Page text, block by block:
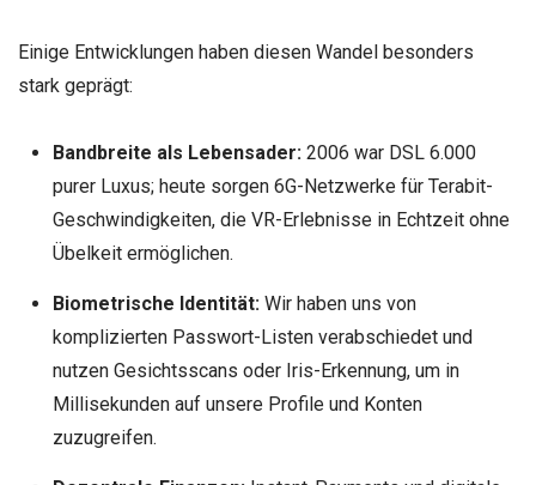
Einige Entwicklungen haben diesen Wandel besonders
stark geprägt:
Bandbreite als Lebensader:2006 war DSL 6.000
purer Luxus; heute sorgen 6G-Netzwerke für Terabit-
Geschwindigkeiten, die VR-Erlebnisse in Echtzeit ohne
Übelkeit ermöglichen.
Biometrische Identität:Wir haben uns von
komplizierten Passwort-Listen verabschiedet und
nutzen Gesichtsscans oder Iris-Erkennung, um in
Millisekunden auf unsere Profile und Konten
zuzugreifen.